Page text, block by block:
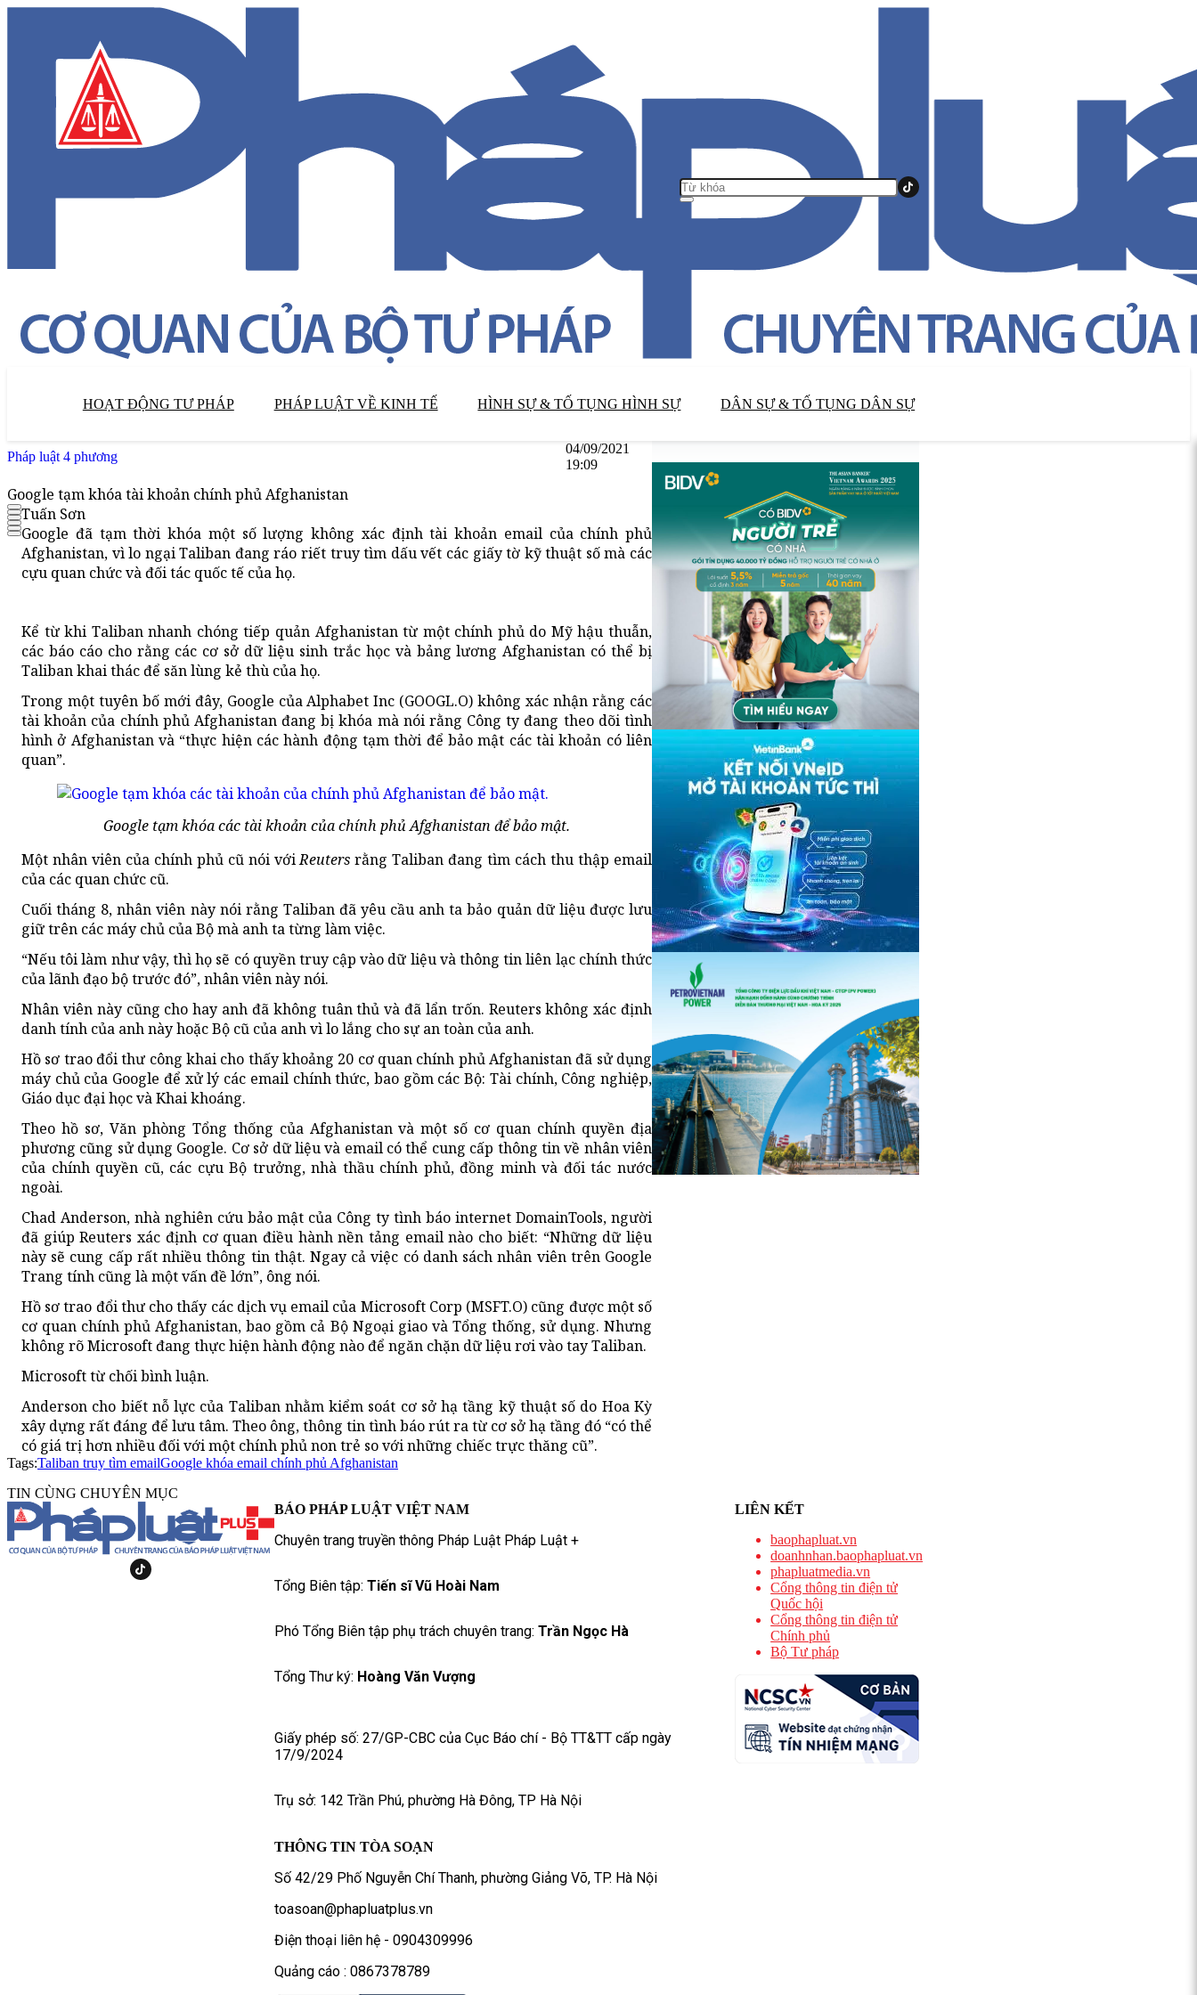
HOẠT ĐỘNG TƯ PHÁP PHÁP LUẬT VỀ KINH TẾ HÌNH SỰ & TỐ TỤNG HÌNH SỰ DÂN SỰ & TỐ TỤNG DÂN SỰ
Pháp luật 4 phương
04/09/2021
19:09
Google tạm khóa tài khoản chính phủ Afghanistan
Tuấn Sơn
Google đã tạm thời khóa một số lượng không xác định tài khoản email của chính phủ
Afghanistan, vì lo ngại Taliban đang ráo riết truy tìm dấu vết các giấy tờ kỹ thuật số mà các
cựu quan chức và đối tác quốc tế của họ.
Kể từ khi Taliban nhanh chóng tiếp quản Afghanistan từ một chính phủ do Mỹ hậu thuẫn,
các báo cáo cho rằng các cơ sở dữ liệu sinh trắc học và bảng lương Afghanistan có thể bị
Taliban khai thác để săn lùng kẻ thù của họ.
Trong một tuyên bố mới đây, Google của Alphabet Inc (GOOGL.O) không xác nhận rằng các
tài khoản của chính phủ Afghanistan đang bị khóa mà nói rằng Công ty đang theo dõi tình
hình ở Afghanistan và “thực hiện các hành động tạm thời để bảo mật các tài khoản có liên
quan”.
Google tạm khóa các tài khoản của chính phủ Afghanistan để bảo mật.
Một nhân viên của chính phủ cũ nói vớiReuters rằng Taliban đang tìm cách thu thập email
của các quan chức cũ.
Cuối tháng 8, nhân viên này nói rằng Taliban đã yêu cầu anh ta bảo quản dữ liệu được lưu
giữ trên các máy chủ của Bộ mà anh ta từng làm việc.
“Nếu tôi làm như vậy, thì họ sẽ có quyền truy cập vào dữ liệu và thông tin liên lạc chính thức
của lãnh đạo bộ trước đó”, nhân viên này nói.
Nhân viên này cũng cho hay anh đã không tuân thủ và đã lẩn trốn. Reuters không xác định
danh tính của anh này hoặc Bộ cũ của anh vì lo lắng cho sự an toàn của anh.
Hồ sơ trao đổi thư công khai cho thấy khoảng 20 cơ quan chính phủ Afghanistan đã sử dụng
máy chủ của Google để xử lý các email chính thức, bao gồm các Bộ: Tài chính, Công nghiệp,
Giáo dục đại học và Khai khoáng.
Theo hồ sơ, Văn phòng Tổng thống của Afghanistan và một số cơ quan chính quyền địa
phương cũng sử dụng Google. Cơ sở dữ liệu và email có thể cung cấp thông tin về nhân viên
của chính quyền cũ, các cựu Bộ trưởng, nhà thầu chính phủ, đồng minh và đối tác nước
ngoài.
Chad Anderson, nhà nghiên cứu bảo mật của Công ty tình báo internet DomainTools, người
đã giúp Reuters xác định cơ quan điều hành nền tảng email nào cho biết: “Những dữ liệu
này sẽ cung cấp rất nhiều thông tin thật. Ngay cả việc có danh sách nhân viên trên Google
Trang tính cũng là một vấn đề lớn”, ông nói.
Hồ sơ trao đổi thư cho thấy các dịch vụ email của Microsoft Corp (MSFT.O) cũng được một số
cơ quan chính phủ Afghanistan, bao gồm cả Bộ Ngoại giao và Tổng thống, sử dụng. Nhưng
không rõ Microsoft đang thực hiện hành động nào để ngăn chặn dữ liệu rơi vào tay Taliban.
Microsoft từ chối bình luận.
Anderson cho biết nỗ lực của Taliban nhằm kiểm soát cơ sở hạ tầng kỹ thuật số do Hoa Kỳ
xây dựng rất đáng để lưu tâm. Theo ông, thông tin tình báo rút ra từ cơ sở hạ tầng đó “có thể
có giá trị hơn nhiều đối với một chính phủ non trẻ so với những chiếc trực thăng cũ”.
Tags:Taliban truy tìm emailGoogle khóa email chính phủ Afghanistan
TIN CÙNG CHUYÊN MỤC
BÁO PHÁP LUẬT VIỆT NAM
Chuyên trang truyền thông Pháp Luật Pháp Luật +
Tổng Biên tập: Tiến sĩ Vũ Hoài Nam
Phó Tổng Biên tập phụ trách chuyên trang: Trần Ngọc Hà
Tổng Thư ký: Hoàng Văn Vượng
Giấy phép số: 27/GP-CBC của Cục Báo chí - Bộ TT&TT cấp ngày
17/9/2024
Trụ sở: 142 Trần Phú, phường Hà Đông, TP Hà Nội
THÔNG TIN TÒA SOẠN
Số 42/29 Phố Nguyễn Chí Thanh, phường Giảng Võ, TP. Hà Nội
toasoan@phapluatplus.vn
Điện thoại liên hệ - 0904309996
Quảng cáo : 0867378789
LIÊN KẾT
baophapluat.vn
doanhnhan.baophapluat.vn
phapluatmedia.vn
Cổng thông tin điện tử
Quốc hội
Cổng thông tin điện tử
Chính phủ
Bộ Tư pháp